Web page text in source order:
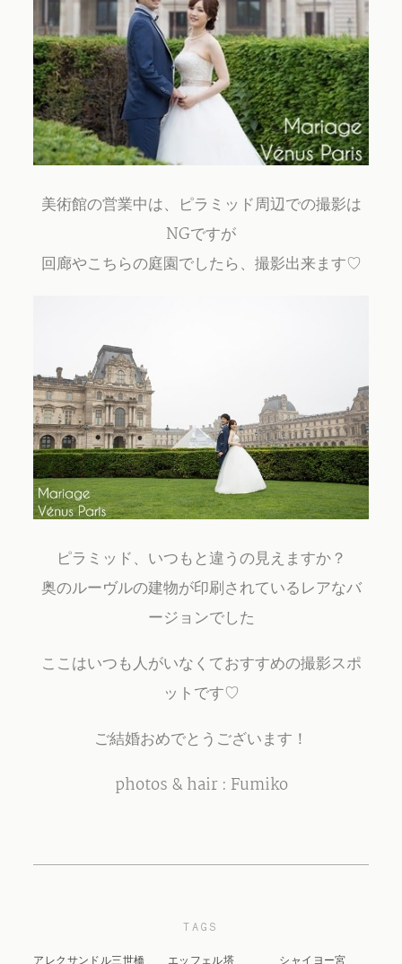
美術館の営業中は、ピラミッド周辺での撮影は
NGですが
回廊やこちらの庭園でしたら、撮影出来ます♡
ピラミッド、いつもと違うの見えますか？
奥のルーヴルの建物が印刷されているレアなバ
ージョンでした
ここはいつも人がいなくておすすめの撮影スポ
ットです♡
ご結婚おめでとうございます！
photos & hair : Fumiko
TAGS
アレクサンドル三世橋 エッフェル塔 シャイヨー宮